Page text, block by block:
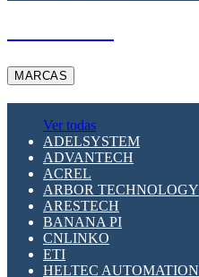
MARCAS
Ver todas
ADELSYSTEM
ADVANTECH
ACREL
ARBOR TECHNOLOGY
ARESTECH
BANANA PI
CNLINKO
ETI
HELTEC AUTOMATION